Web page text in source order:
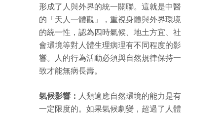
形成了人與外界的統一關聯。這就是中醫
的「天人一體觀」，重視身體與外界環境
的統一性，認為四時氣候、地土方宜、社
會環境等對人體生理病理有不同程度的影
響。人的行為活動必須與自然規律保持一
致才能無病長壽。
氣候影響： 人類適應自然環境的能力是有
一定限度的。如果氣候劇變，超過了人體